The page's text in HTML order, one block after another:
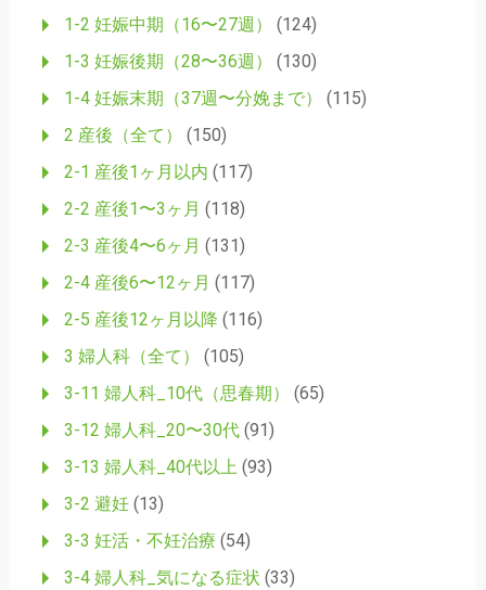
1-2 妊娠中期（16〜27週）
(124)
1-3 妊娠後期（28〜36週）
(130)
1-4 妊娠末期（37週〜分娩まで）
(115)
2 産後（全て）
(150)
2-1 産後1ヶ月以内 (117)
2-2 産後1〜3ヶ月 (118)
2-3 産後4〜6ヶ月 (131)
2-4 産後6〜12ヶ月 (117)
2-5 産後12ヶ月以降 (116)
3 婦人科（全て）
(105)
3-11 婦人科_10代（思春期）
(65)
3-12 婦人科_20〜30代(91)
3-13 婦人科_40代以上 (93)
3-2 避妊(13)
3-3 妊活・不妊治療 (54)
3-4 婦人科_気になる症状 (33)